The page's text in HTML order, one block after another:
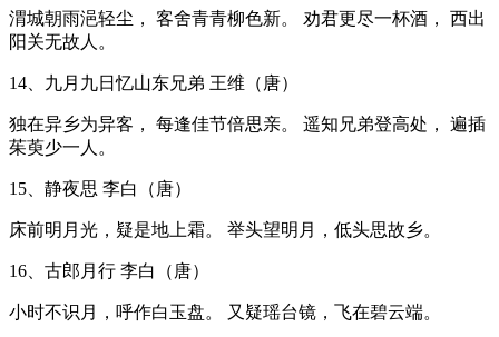
渭城朝雨浥轻尘， 客舍青青柳色新。 劝君更尽一杯酒， 西出
阳关无故人。
14、九月九日忆山东兄弟 王维（唐）
独在异乡为异客， 每逢佳节倍思亲。 遥知兄弟登高处， 遍插
茱萸少一人。
15、静夜思 李白（唐）
床前明月光，疑是地上霜。 举头望明月，低头思故乡。
16、古郎月行 李白（唐）
小时不识月，呼作白玉盘。 又疑瑶台镜，飞在碧云端。